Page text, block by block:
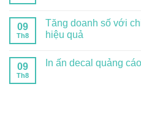
09
Th8
Tăng doanh số với
hiệu quả
09
Th8
In ấn decal quảng